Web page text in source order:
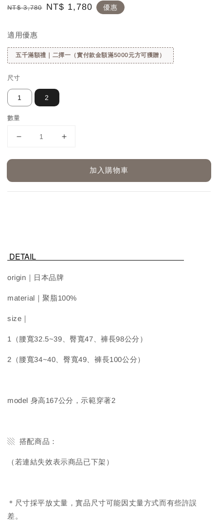
Regular
NT$ 3,780
Sale
NT$ 1,780 優惠
適用優惠
五千滿額禮｜二擇一（實付款金額滿5000元方可獲贈）
尺寸
1 2
數量
加入購物車
DETAIL
origin｜日本品牌
material｜聚脂100%
size｜
1（腰寬32.5~39、臀寬47、褲長98公分）
2（腰寬34~40、臀寬49、褲長100公分）
model 身高167公分，示範穿著2
▧ 搭配商品：
（若連結失效表示商品已下架）
＊尺寸採平放丈量，實品尺寸可能因丈量方式而有些許誤
差。